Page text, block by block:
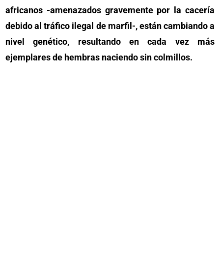
africanos -amenazados gravemente por la cacería
debido al tráfico ilegal de marfil-, están cambiando a
nivel genético, resultando en cada vez más
ejemplares de hembras naciendo sin colmillos.